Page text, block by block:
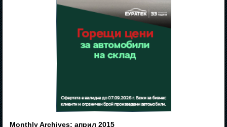
Monthly Archives:април 2015